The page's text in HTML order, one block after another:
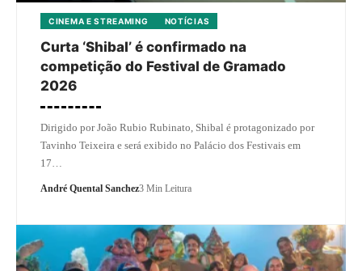
CINEMA E STREAMING NOTÍCIAS
Curta ‘Shibal’ é confirmado na
competição do Festival de Gramado
2026
Dirigido por João Rubio Rubinato, Shibal é protagonizado por
Tavinho Teixeira e será exibido no Palácio dos Festivais em
17…
André Quental Sanchez3 Min Leitura